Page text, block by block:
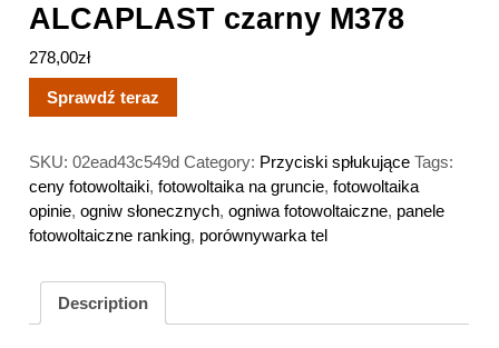
ALCAPLAST czarny M378
278,00zł
Sprawdź teraz
SKU:02ead43c549d Category: Przyciski spłukujące Tags:
ceny fotowoltaiki,fotowoltaika na gruncie,fotowoltaika
opinie,ogniw słonecznych,ogniwa fotowoltaiczne, panele
fotowoltaiczne ranking, porównywarka tel
Description